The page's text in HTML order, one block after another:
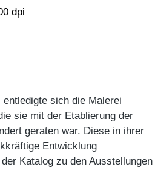
dpi
sich die Malerei
sie mit der Etablierung der
geraten war. Diese in ihrer
Entwicklung
Katalog zu den Ausstellungen